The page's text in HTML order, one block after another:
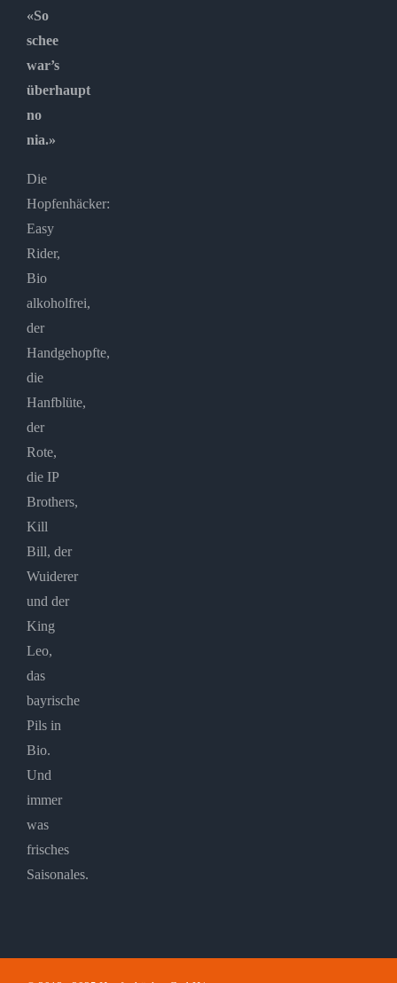
«So
schee
war’s
überhaupt
no
nia.»
Die
Hopfenhäcker:
Easy
Rider,
Bio
alkoholfrei,
der
Handgehopfte,
die
Hanfblüte,
der
Rote,
die IP
Brothers,
Kill
Bill, der
Wuiderer
und der
King
Leo,
das
bayrische
Pils in
Bio.
Und
immer
was
frisches
Saisonales.